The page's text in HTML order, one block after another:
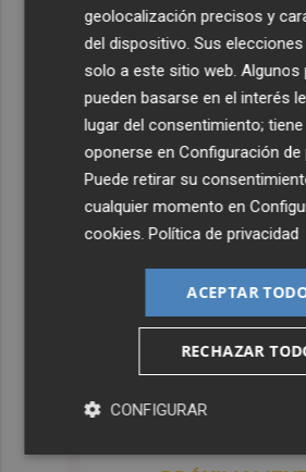
geolocalización precisos y
del dispositivo. Sus
solo a este sitio web. Algunos
pueden basarse en el interés
lugar del consentimiento;
oponerse enConfiguración de
Puede retirar su
cualquier momento en
cookies.Política de privacidad
ACEPTAR
RECHAZAR
CONFIGURAR